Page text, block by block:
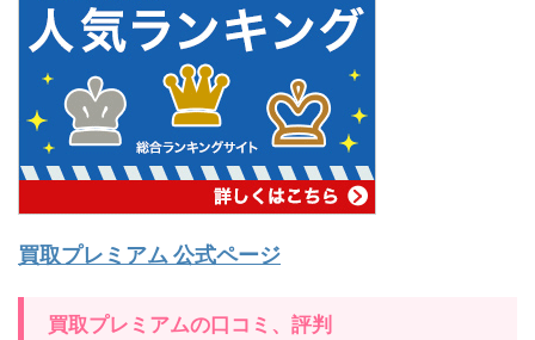
買取プレミアム 公式ページ
買取プレミアムの口コミ、評判